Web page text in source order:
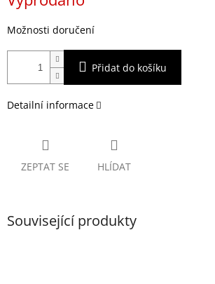
Možnosti doručení
Přidat do košíku
Detailní informace
ZEPTAT SE HLÍDAT
Související produkty